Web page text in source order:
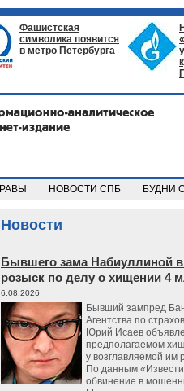
Фашистская
символика появится
в метро Петербурга
НОВОСТИ СПБ БУДНИ
Новости
Бывшего зама Набиуллиной
розыск по делу о хищении 4
6.08.2026
Бывший зампред
Агентства по
Юрий Исаев
предполагаемом
у возглавляемой им
По данным
обвинение в